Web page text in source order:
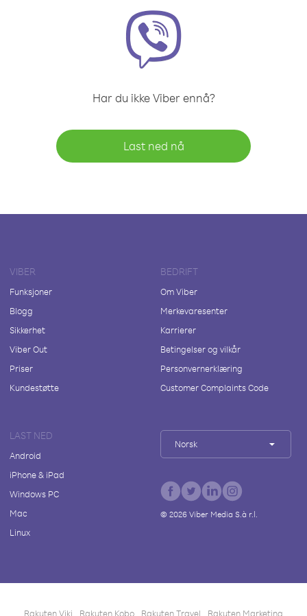
Har du ikke Viber ennå?
Last ned nå
VIBER
Funksjoner
Blogg
Sikkerhet
Viber Out
Priser
Kundestøtte
BEDRIFT
Om Viber
Merkevaresenter
Karrierer
Betingelser og vilkår
Personvernerklæring
Customer Complaints Code
LAST NED
Android
iPhone & iPad
Windows PC
Mac
Linux
Norsk
© 2026Viber Media S.à r.l.
Rakuten Viki Rakuten Kobo Rakuten Travel Rakuten Marketing